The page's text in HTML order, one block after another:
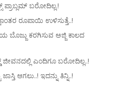
ಬರೋದಿಲ್ಲ.!
ರೂಪಾಯಿ ಉಳಿಸುತ್ತೆ..!
ಬೊಜ್ಜು ಕರಗಿಸುವ ಅಜ್ಜಿ ಕಾಲದ
ಎಂದಿಗೂ ಬರೋದಿಲ್ಲ..!
ಆಗಲು..! ಇದನ್ನು ತಿನ್ನಿ..!